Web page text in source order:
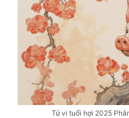
Tử vi tuổi hợi 2025